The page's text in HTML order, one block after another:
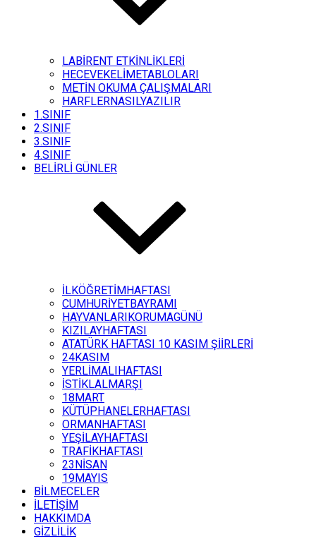
LABİRENT ETKİNLİKLERİ
HECEVEKELİMETABLOLARI
METİN OKUMA ÇALIŞMALARI
HARFLERNASILYAZILIR
1.SINIF
2.SINIF
3.SINIF
4.SINIF
BELİRLİ GÜNLER
İLKÖĞRETİMHAFTASI
CUMHURİYETBAYRAMI
HAYVANLARIKORUMAGÜNÜ
KIZILAYHAFTASI
ATATÜRK HAFTASI 10 KASIM ŞİİRLERİ
24KASIM
YERLİMALIHAFTASI
İSTİKLALMARŞI
18MART
KÜTÜPHANELERHAFTASI
ORMANHAFTASI
YEŞİLAYHAFTASI
TRAFİKHAFTASI
23NİSAN
19MAYIS
BİLMECELER
İLETİŞİM
HAKKIMDA
GİZLİLİK